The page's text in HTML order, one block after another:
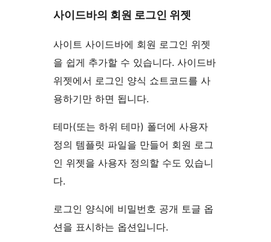
사이드바의 회원 로그인 위젯
사이트 사이드바에 회원 로그인 위젯
을 쉽게 추가할 수 있습니다. 사이드바
위젯에서 로그인 양식 쇼트코드를 사
용하기만 하면 됩니다.
테마(또는 하위 테마) 폴더에 사용자
정의 템플릿 파일을 만들어 회원 로그
인 위젯을 사용자 정의할 수도 있습니
다.
로그인 양식에 비밀번호 공개 토글 옵
션을 표시하는 옵션입니다.